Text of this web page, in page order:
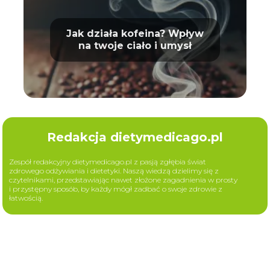
Jak działa kofeina? Wpływ
na twoje ciało i umysł
Redakcja dietymedicago.pl
Zespół redakcyjny dietymedicago.pl z pasją zgłębia świat
zdrowego odżywiania i dietetyki. Naszą wiedzą dzielimy się z
czytelnikami, przedstawiając nawet złożone zagadnienia w prosty
i przystępny sposób, by każdy mógł zadbać o swoje zdrowie z
łatwością.